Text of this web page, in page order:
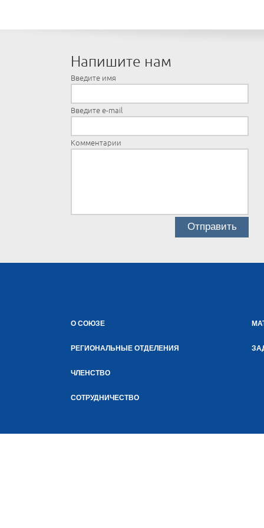
Напишите нам
Введите имя
Введите e-mail
Комментарии
О СОЮЗЕ
РЕГИОНАЛЬНЫЕ ОТДЕЛЕНИЯ
ЧЛЕНСТВО
СОТРУДНИЧЕСТВО